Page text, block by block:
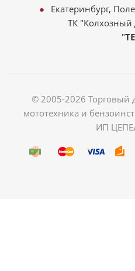
Екатеринбург,
ТК
"
© 2005-2026 Торговый
мототехника и
ИП